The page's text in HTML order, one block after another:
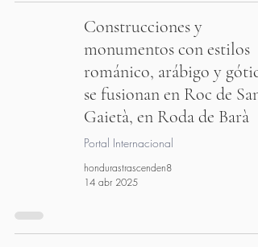
Construcciones y
monumentos con estilos
románico, arábigo y gótico
se fusionan en Roc de Sant
Gaietà, en Roda de Barà
Portal Internacional
hondurastrascenden8
14 abr 2025